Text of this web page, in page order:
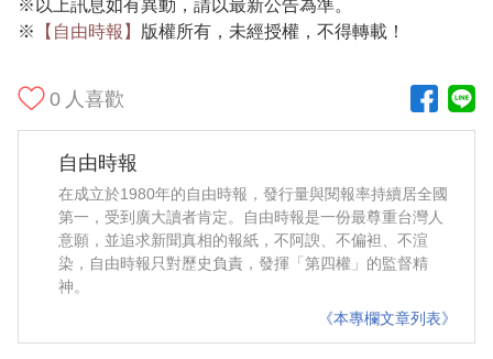
※以上訊息如有異動，請以最新公告為準。
※
【自由時報】 版權所有，未經授權，不得轉載！
0 人喜歡
自由時報
在成立於1980年的自由時報，發行量與閱報率持續居全國
第一，受到廣大讀者肯定。自由時報是一份最尊重台灣人
意願，並追求新聞真相的報紙，不阿諛、不偏袒、不渲
染，自由時報只對歷史負責，發揮「第四權」的監督精
神。
《本專欄文章列表》